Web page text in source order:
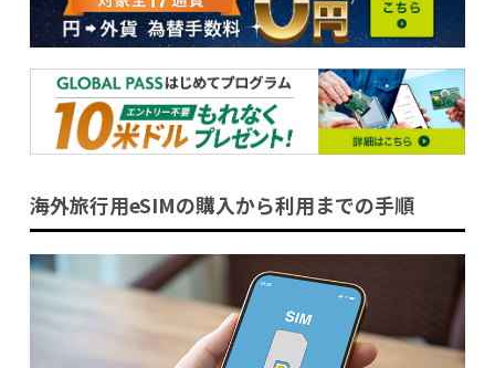
海外旅行用eSIMの購入から利用までの手順